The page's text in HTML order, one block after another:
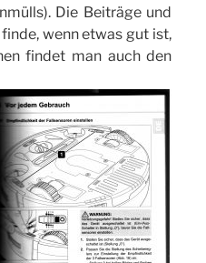
Die Beiträge und
wenn etwas gut ist,
findet man auch den